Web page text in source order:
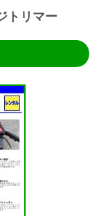
トリマー